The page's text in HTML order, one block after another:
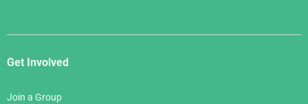
Get Involved
Join a Group